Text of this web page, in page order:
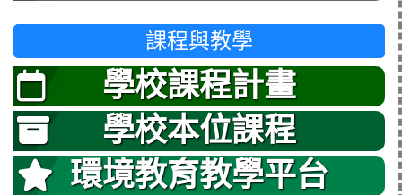
課程與教學
學校課程計畫
學校本位課程
環境教育教學平台